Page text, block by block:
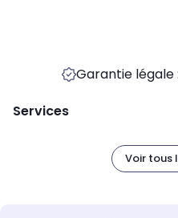
Garantie légale
Services
Voir tous